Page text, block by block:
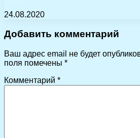
24.08.2020
Добавить комментарий
Ваш адрес email не будет
поля помечены *
Комментарий *